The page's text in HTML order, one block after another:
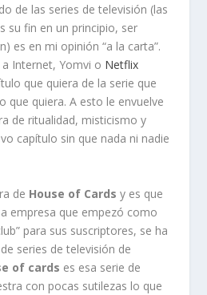
de las series de televisión (las
su fin en un principio, ser
es en mi opinión “a la carta”.
Internet, Yomvi o Netflix
que quiera de la serie que
que quiera. A esto le envuelve
de ritualidad, misticismo y
capítulo sin que nada ni nadie
de House of Cards y es que
empresa que empezó como
para sus suscriptores, se ha
series de televisión de
of cards es esa serie de
con pocas sutilezas lo que